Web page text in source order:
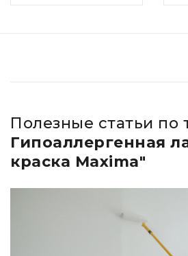
Полезные статьи по
Гипоаллергенная
краска Maxima"